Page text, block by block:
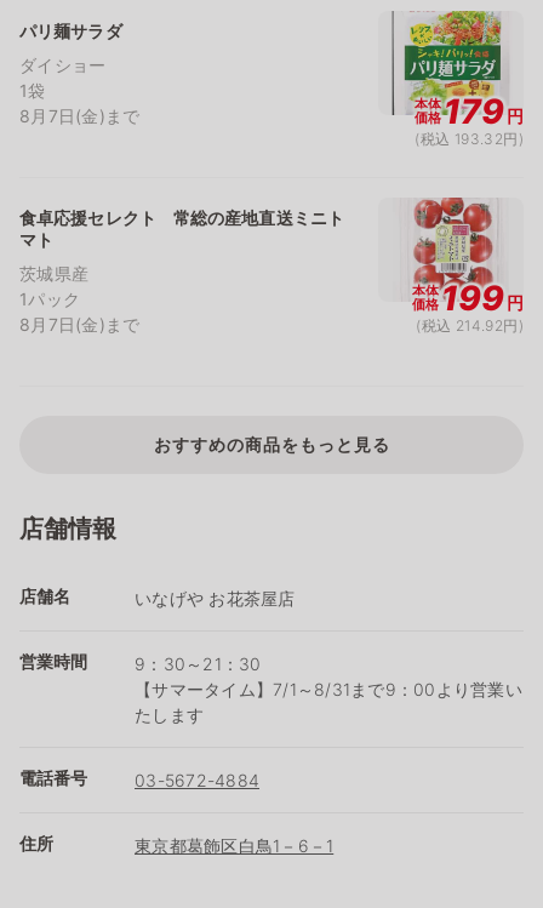
パリ麺サラダ
ダイショー
1袋
8月7日(金)まで
本体
価格179円
(税込 193.32円)
食卓応援セレクト 常総の産地直送ミニト
マト
茨城県産
1パック
8月7日(金)まで
本体
価格199円
(税込 214.92円)
おすすめの商品をもっと見る
店舗情報
店舗名 いなげや お花茶屋店
営業時間
9：30～21：30
【サマータイム】7/1～8/31まで9：00より営業い
たします
電話番号 03-5672-4884
住所 東京都葛飾区白鳥1－6－1